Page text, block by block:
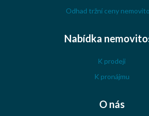
Odhad tržní ceny
Nabídka
K prodeji
K pronájmu
O nás